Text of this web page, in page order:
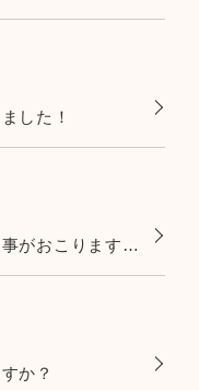
した！
競売の手続きが進むとどのような事がおこりますか？
か？